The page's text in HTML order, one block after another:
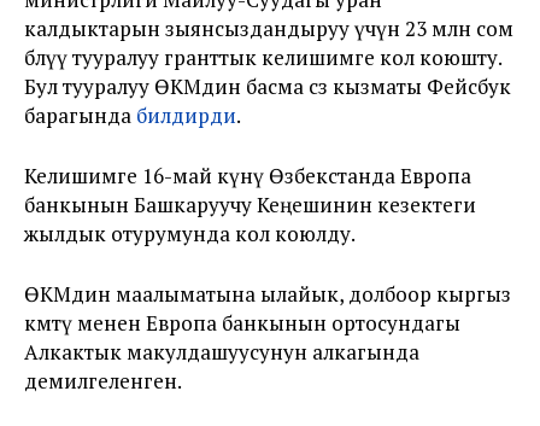
калдыктарын зыянсыздандыруу үчүн 23 млн сом
бөлүү тууралуу гранттык келишимге кол коюшту.
Бул тууралуу ӨКМдин басма сөз кызматы Фейсбук
барагында билдирди.
Келишимге 16-май күнү Өзбекстанда Европа
банкынын Башкаруучу Кеңешинин кезектеги
жылдык отурумунда кол коюлду.
ӨКМдин маалыматына ылайык, долбоор кыргыз
өкмөтү менен Европа банкынын ортосундагы
Алкактык макулдашуусунун алкагында
демилгеленген.